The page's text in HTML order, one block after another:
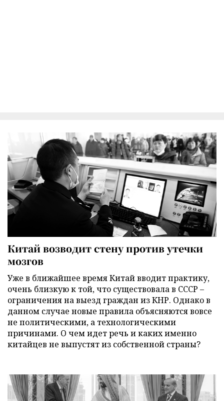
Китай возводит стену против утечки
мозгов
Уже в ближайшее время Китай вводит практику,
очень близкую к той, что существовала в СССР –
ограничения на выезд граждан из КНР. Однако в
данном случае новые правила объясняются вовсе
не политическими, а технологическими
причинами. О чем идет речь и каких именно
китайцев не выпустят из собственной страны?